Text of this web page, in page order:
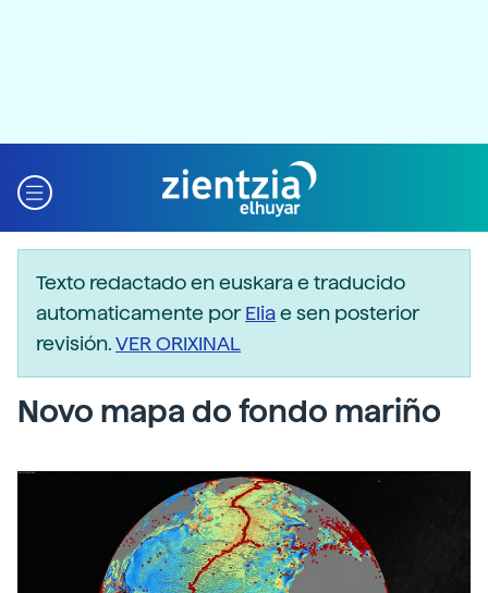
Texto redactado en euskara e traducido
automaticamente porEliae sen posterior
revisión.VER ORIXINAL
Novo mapa do fondo mariño